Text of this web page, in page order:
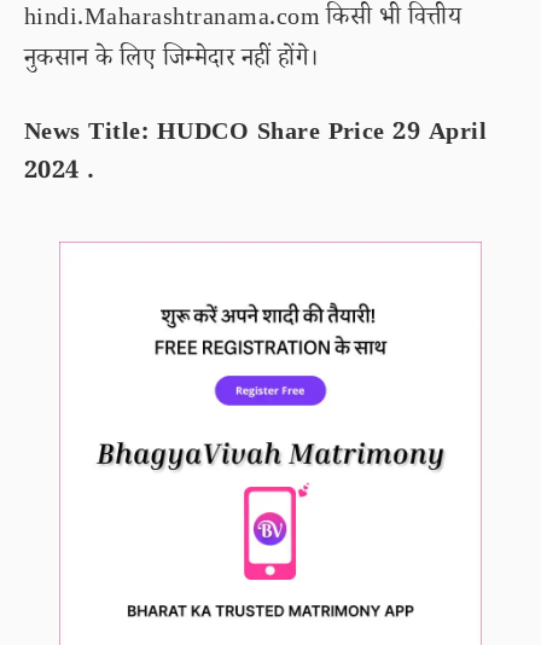
hindi.Maharashtranama.com किसी भी वित्तीय
नुकसान के लिए जिम्मेदार नहीं होंगे।
News Title: HUDCO Share Price 29 April
2024 .